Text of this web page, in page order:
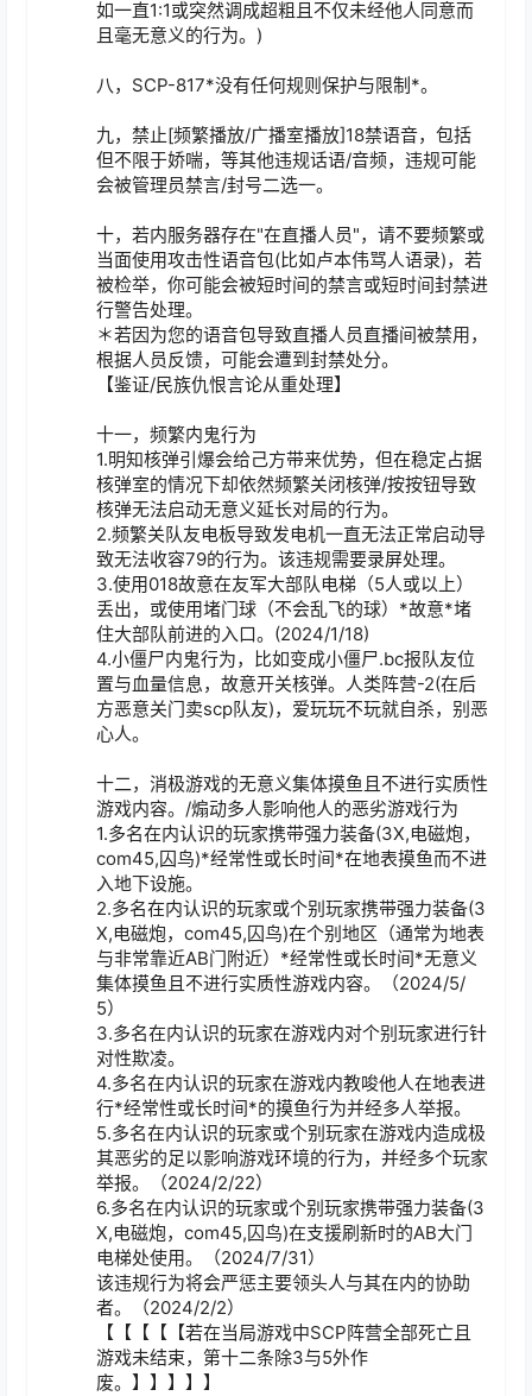
如一直1:1或突然调成超粗且不仅未经他人同意而
且毫无意义的行为。)
八，SCP-817*没有任何规则保护与限制*。
九，禁止[频繁播放/广播室播放]18禁语音，包括
但不限于娇喘，等其他违规话语/音频，违规可能
会被管理员禁言/封号二选一。
十，若内服务器存在"在直播人员"，请不要频繁或
当面使用攻击性语音包(比如卢本伟骂人语录)，若
被检举，你可能会被短时间的禁言或短时间封禁进
行警告处理。
＊若因为您的语音包导致直播人员直播间被禁用，
根据人员反馈，可能会遭到封禁处分。
【鉴证/民族仇恨言论从重处理】
十一，频繁内鬼行为
1.明知核弹引爆会给己方带来优势，但在稳定占据
核弹室的情况下却依然频繁关闭核弹/按按钮导致
核弹无法启动无意义延长对局的行为。
2.频繁关队友电板导致发电机一直无法正常启动导
致无法收容79的行为。该违规需要录屏处理。
3.使用018故意在友军大部队电梯（5人或以上）
丢出，或使用堵门球（不会乱飞的球）*故意*堵
住大部队前进的入口。(2024/1/18)
4.小僵尸内鬼行为，比如变成小僵尸.bc报队友位
置与血量信息，故意开关核弹。人类阵营-2(在后
方恶意关门卖scp队友)，爱玩玩不玩就自杀，别恶
心人。
十二，消极游戏的无意义集体摸鱼且不进行实质性
游戏内容。/煽动多人影响他人的恶劣游戏行为
1.多名在内认识的玩家携带强力装备(3X,电磁炮，
com45,囚鸟)*经常性或长时间*在地表摸鱼而不进
入地下设施。
2.多名在内认识的玩家或个别玩家携带强力装备(3
X,电磁炮，com45,囚鸟)在个别地区（通常为地表
与非常靠近AB门附近）*经常性或长时间*无意义
集体摸鱼且不进行实质性游戏内容。（2024/5/
5）
3.多名在内认识的玩家在游戏内对个别玩家进行针
对性欺凌。
4.多名在内认识的玩家在游戏内教唆他人在地表进
行*经常性或长时间*的摸鱼行为并经多人举报。
5.多名在内认识的玩家或个别玩家在游戏内造成极
其恶劣的足以影响游戏环境的行为，并经多个玩家
举报。（2024/2/22）
6.多名在内认识的玩家或个别玩家携带强力装备(3
X,电磁炮，com45,囚鸟)在支援刷新时的AB大门
电梯处使用。（2024/7/31）
该违规行为将会严惩主要领头人与其在内的协助
者。（2024/2/2）
【【【【【若在当局游戏中SCP阵营全部死亡且
游戏未结束，第十二条除3与5外作
废。】】】】】